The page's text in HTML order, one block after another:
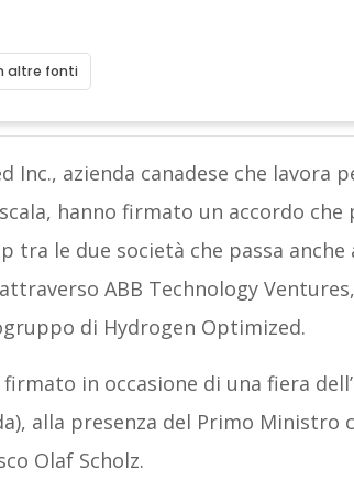
altre fonti
Inc., azienda canadese che lavora
hanno firmato un accordo che
tra le due società che passa
ABB Technology
di Hydrogen Optimized.
in occasione di una fiera
alla presenza del Primo Ministro
Olaf Scholz.